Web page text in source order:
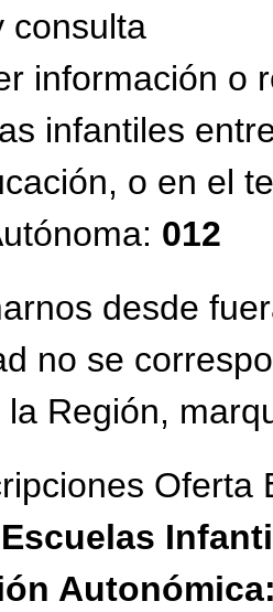
consulta
información o
infantiles
o en el
012
desde
no se
Región,
Oferta